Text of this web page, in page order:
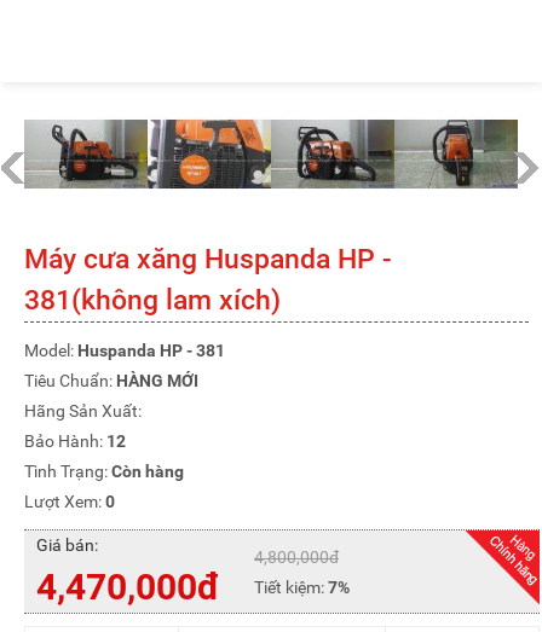
Máy cưa xăng Huspanda HP -
381(không lam xích)
Model: Huspanda HP - 381
Tiêu Chuẩn: HÀNG MỚI
Hãng Sản Xuất:
Bảo Hành: 12
Tình Trạng:Còn hàng
Lượt Xem:0
Giá bán:
4,470,000đ
4,800,000đ
Tiết kiệm:7%